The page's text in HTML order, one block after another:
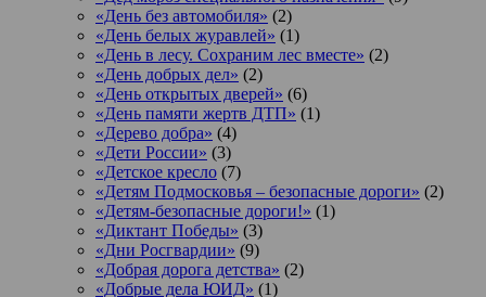
«День без автомобиля» (2)
«День белых журавлей» (1)
«День в лесу. Сохраним лес вместе» (2)
«День добрых дел» (2)
«День открытых дверей» (6)
«День памяти жертв ДТП» (1)
«Дерево добра» (4)
«Дети России» (3)
«Детское кресло (7)
«Детям Подмосковья – безопасные дороги» (2)
«Детям-безопасные дороги!» (1)
«Диктант Победы» (3)
«Дни Росгвардии» (9)
«Добрая дорога детства» (2)
«Добрые дела ЮИД» (1)